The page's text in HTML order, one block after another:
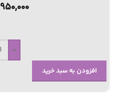
950,000
-
افزودن به سبد خرید